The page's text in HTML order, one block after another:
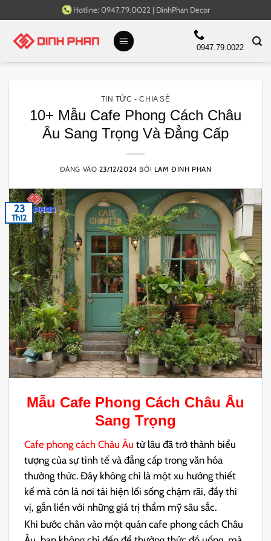
qua
Hotline: 0947.79.0022 | DinhPhan Decor
0947.79.0022
TIN TỨC - CHIA SẺ
10+ Mẫu Cafe Phong Cách Châu
Âu Sang Trọng Và Đẳng Cấp
ĐĂNG VÀO 23/12/2024 BỞI LAM ĐINH PHAN
23
Th12
Mẫu Cafe Phong Cách Châu Âu
Sang Trọng
Cafe phong cách Châu Âu từ lâu đã trở thành biểu
tượng của sự tinh tế và đẳng cấp trong văn hóa
thưởng thức. Đây không chỉ là một xu hướng thiết
kế mà còn là nơi tái hiện lối sống chậm rãi, đầy thi
vị, gắn liền với những giá trị thẩm mỹ sâu sắc.
Khi bước chân vào một quán cafe phong cách Châu